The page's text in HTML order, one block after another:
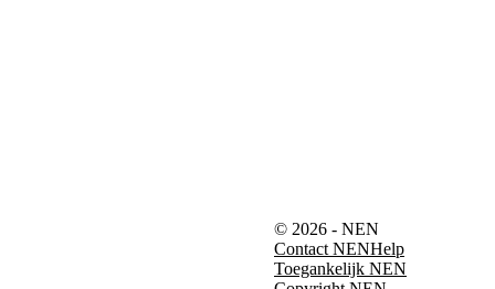
© 2026 - NEN
Contact NENHelp
Toegankelijk NEN